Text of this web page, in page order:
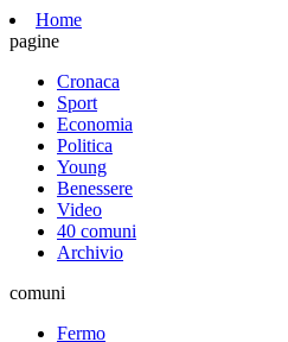
Home
pagine
Cronaca
Sport
Economia
Politica
Young
Benessere
Video
40 comuni
Archivio
comuni
Fermo